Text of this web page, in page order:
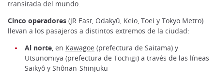
transitada del mundo.
Cinco operadores (JR East, Odakyû, Keio, Toei y Tokyo Metro)
llevan a los pasajeros a distintos extremos de la ciudad:
Al norte, en Kawagoe (prefectura de Saitama) y
Utsunomiya (prefectura de Tochigi) a través de las líneas
Saikyô y Shônan-Shinjuku